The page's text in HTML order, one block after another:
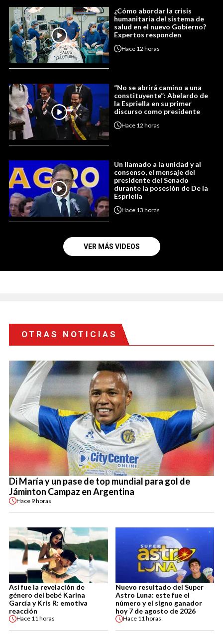
¿Cómo abordar la crisis
humanitaria del sistema de
salud en el nuevo Gobierno?
Expertos responden
Hace 12 horas
“No se abrirá camino a una
constituyente”: Abelardo de
la Espriella en su primer
discurso como presidente
Hace 12 horas
Un llamado a la unidad y al
consenso, el mensaje del
presidente del Senado
durante la posesión de De la
Espriella
Hace 13 horas
VER MÁS VIDEOS
OTRAS NOTICIAS
Di María y un pase de top mundial para gol de
Jáminton Campaz en Argentina
Hace 9 horas
Así fue la revelación de
género del bebé Karina
García y Kris R: emotiva
reacción
Hace 11 horas
Nuevo resultado del Super
Astro Luna: este fue el
número y el signo ganador
hoy 7 de agosto de 2026
Hace 11 horas